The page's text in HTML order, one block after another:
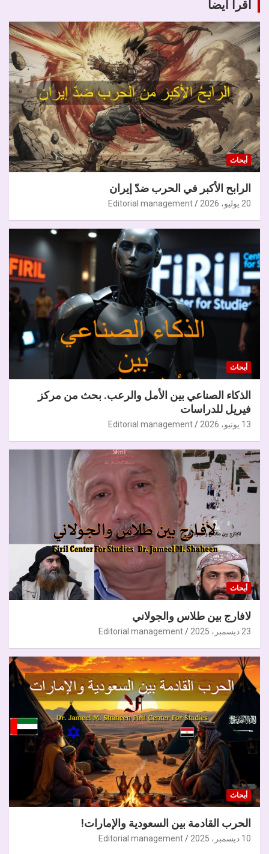
اقرأ أيضا
أبحاث
الرابح الأكبر في الحرب ضدّ إيران
20 يوليو، 2026 Editorial management
أبحاث
الذكاء الصناعي بين الأمل والرعب. بحث من مركز
فيريل للدراسات
13 يونيو، 2026 Editorial management
أبحاث
لافارج بين طلاس والجولاني
23 ديسمبر، 2025 Editorial management
أبحاث
الحرب القادمة بين السعودية والإمارات!
10 ديسمبر، 2025 Editorial management